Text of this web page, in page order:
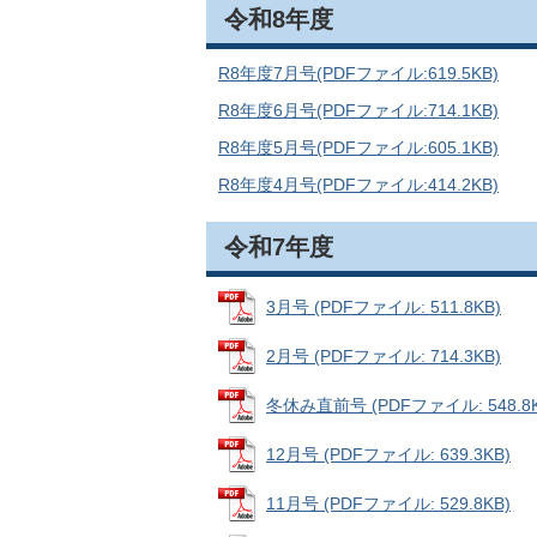
令和8年度
R8年度7月号(PDFファイル:619.5KB)
R8年度6月号(PDFファイル:714.1KB)
R8年度5月号(PDFファイル:605.1KB)
R8年度4月号(PDFファイル:414.2KB)
令和7年度
3月号 (PDFファイル: 511.8KB)
2月号 (PDFファイル: 714.3KB)
冬休み直前号 (PDFファイル:
12月号 (PDFファイル: 639.3KB)
11月号 (PDFファイル: 529.8KB)